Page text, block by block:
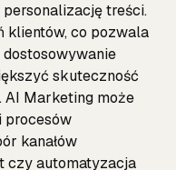
treści.
klientów, co pozwala
skuteczność
AI Marketing może
procesów
kanałów
czy automatyzacja